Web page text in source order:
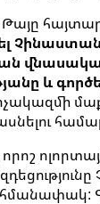
և
որոշ